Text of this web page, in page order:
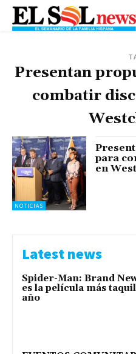
Presentan
combatir
NOTICIAS
para
en
Latest news
Spider-Man: Brand
es la película más
año